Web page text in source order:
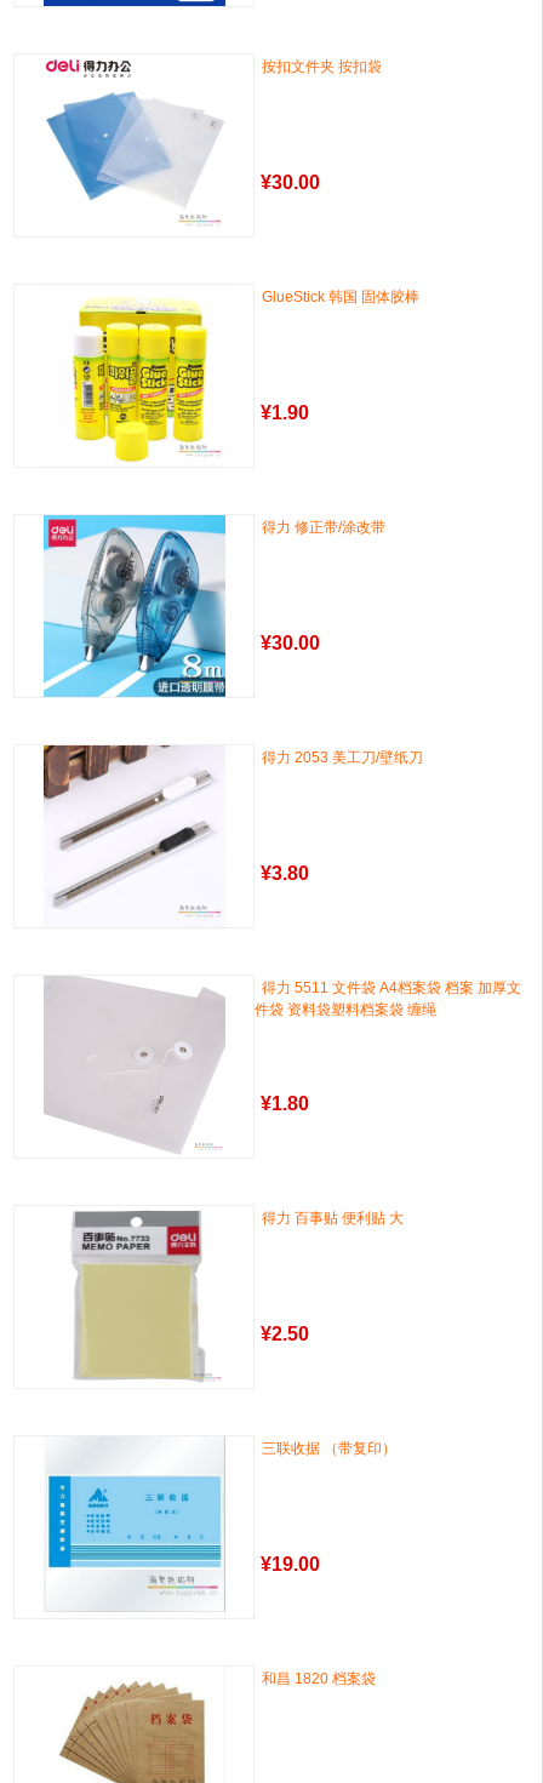
按扣文件夹 按扣袋
¥30.00
GlueStick 韩国 固体胶棒
¥1.90
得力 修正带/涂改带
¥30.00
得力 2053 美工刀/壁纸刀
¥3.80
得力 5511 文件袋 A4档案袋 档案 加厚文
件袋 资料袋塑料档案袋 缠绳
¥1.80
得力 百事贴 便利贴 大
¥2.50
三联收据 （带复印）
¥19.00
和昌 1820 档案袋